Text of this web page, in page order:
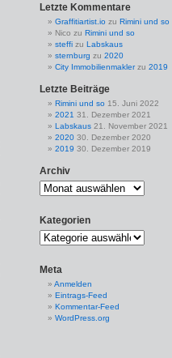
Letzte Kommentare
Graffitiartist.io zu Rimini und so
Nico zu Rimini und so
steffi zu Labskaus
sternburg zu 2020
City Immobilienmaklerzu 2019
Letzte Beiträge
Rimini und so 15. Juni 2022
2021 31. Dezember 2021
Labskaus 21. November 2021
2020 30. Dezember 2020
2019 30. Dezember 2019
Archiv
Kategorien
Meta
Anmelden
Eintrags-Feed
Kommentar-Feed
WordPress.org